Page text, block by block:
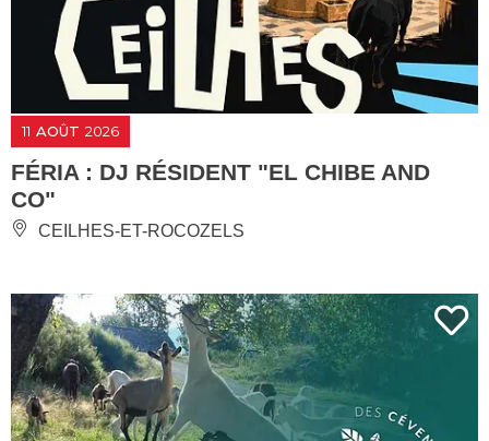
11 AOÛT 2026
FÉRIA : DJ RÉSIDENT "EL CHIBE AND
CO"
CEILHES-ET-ROCOZELS